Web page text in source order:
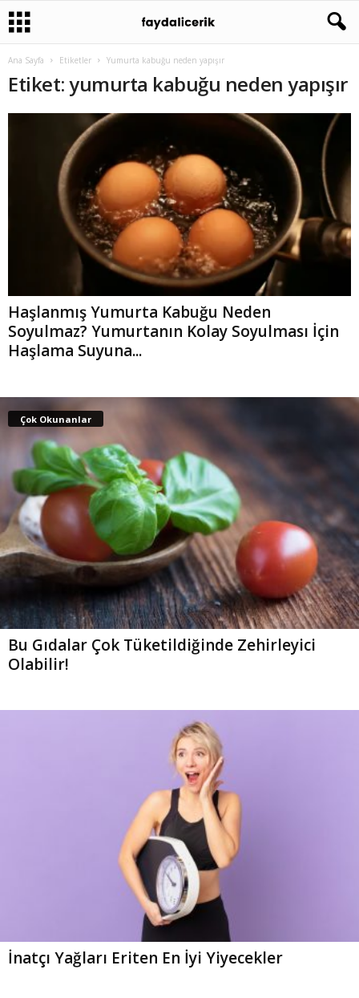
Ana Sayfa Etiketler Yumurta kabuğu neden yapışır
Etiket: yumurta kabuğu neden yapışır
Haşlanmış Yumurta Kabuğu Neden
Soyulmaz? Yumurtanın Kolay Soyulması İçin
Haşlama Suyuna...
Çok Okunanlar
Bu Gıdalar Çok Tüketildiğinde Zehirleyici
Olabilir!
İnatçı Yağları Eriten En İyi Yiyecekler